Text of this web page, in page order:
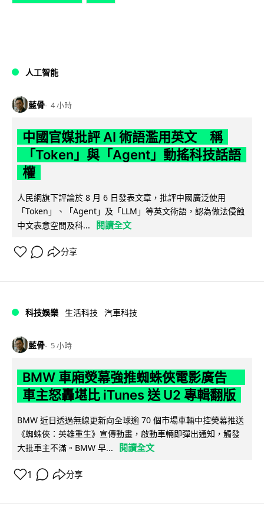
人工智能
藍骨 4 小時
中國官媒批評 AI 術語濫用英文 稱
「Token」與「Agent」動搖科技話語
權
人民網旗下評論於 8 月 6 日發表文章，批評中國廣泛使用
「Token」、「Agent」及「LLM」等英文術語，認為做法侵蝕
中文表意空間及科...
閱讀全文
分享
科技娛樂 生活科技 汽車科技
藍骨 5 小時
BMW 車廂熒幕強推蜘蛛俠電影廣告
車主怒轟堪比 iTunes 送 U2 專輯翻版
BMW 近日透過無線更新向全球逾 70 個市場車輛中控熒幕推送
《蜘蛛俠：英雄重生》宣傳動畫，啟動車輛即彈出通知，觸發
大批車主不滿。BMW 早...
閱讀全文
1 分享